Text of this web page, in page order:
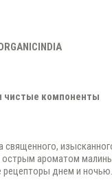
чистые компоненты
острым ароматом
рецепторы днем и ночью.